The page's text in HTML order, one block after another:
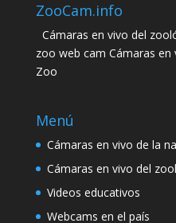
ZooCam.info
Cámaras en vivo del
zoo web cam Cámaras
Zoo
Menú
Cámaras en vivo de la
Cámaras en vivo del
Videos educativos
Webcams en el país